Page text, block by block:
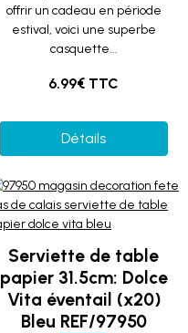
offrir un cadeau en période
estival, voici une superbe
casquette...
6.99€ TTC
Détails
Serviette de table
papier 31.5cm: Dolce
Vita éventail (x20)
Bleu REF/97950